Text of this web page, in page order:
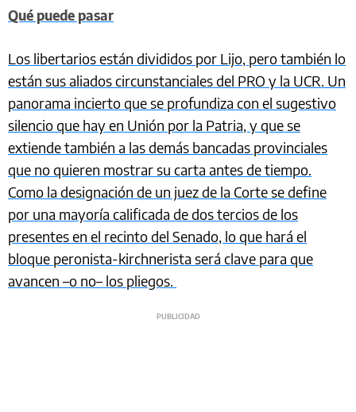
Qué puede pasar
Los libertarios están divididos por Lijo, pero también lo
están sus aliados circunstanciales del PRO y la UCR. Un
panorama incierto que se profundiza con el sugestivo
silencio que hay en Unión por la Patria, y que se
extiende también a las demás bancadas provinciales
que no quieren mostrar su carta antes de tiempo.
Como la designación de un juez de la Corte se define
por una mayoría calificada de dos tercios de los
presentes en el recinto del Senado, lo que hará el
bloque peronista-kirchnerista será clave para que
avancen –o no– los pliegos.